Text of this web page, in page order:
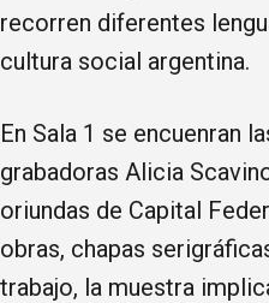
recorren diferentes
cultura social argentina.
En Sala 1 se encuenran
grabadoras Alicia
oriundas de Capital
obras, chapas
trabajo, la muestra